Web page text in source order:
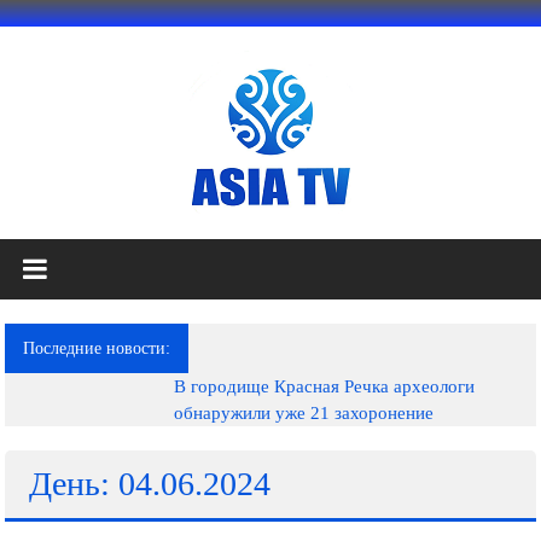
Перейти
АЗИЯ
ТВ
это
телеканал
фильмы,
музыкальные
Последние новости:
В городище Красная Речка археологи
обнаружили уже 21 захоронение
День: 04.06.2024